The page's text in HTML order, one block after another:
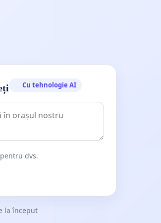
Cu tehnologie AI
dvs.
la început